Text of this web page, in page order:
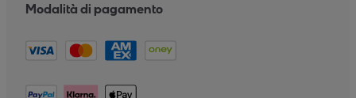
Modalità di pagamento